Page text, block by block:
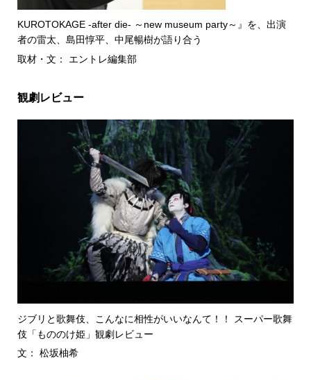
KUROTOKAGE -after die- ～new museum party～』を、出演
者の雷太、島田惇平、中尾暢樹が語り合う
取材・文： エントレ編集部
観劇レビュー
ジブリと歌舞伎、こんなに相性がいいなんて！！ スーパー歌舞
伎「もののけ姫」観劇レビュー
文： 松坂柚希